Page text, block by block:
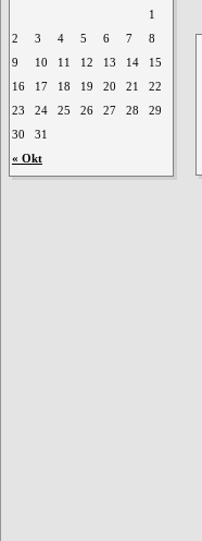
« Okt
1
2
3 4 5 6 7
8
9
10 11 12 13 14
15
16
17 18 19 20 21
22
23
24 25 26 27 28
29
30
31